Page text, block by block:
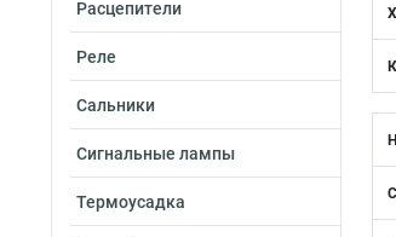
Расцепители
Реле
Сальники
Сигнальные лампы
Термоусадка